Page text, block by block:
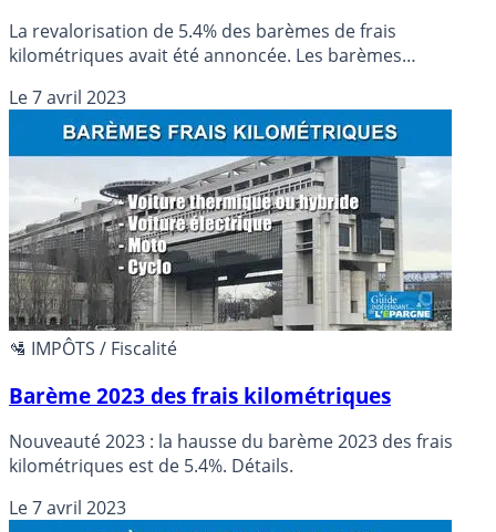
La revalorisation de 5.4% des barèmes de frais
kilométriques avait été annoncée. Les barèmes
avril 2023.
Le7 avril 2023
🛂 IMPÔTS / Fiscalité
Barème 2023 des frais kilométriques
Nouveauté 2023 : la hausse du barème 2023 des frais
kilométriques est de 5.4%. Détails.
Le7 avril 2023